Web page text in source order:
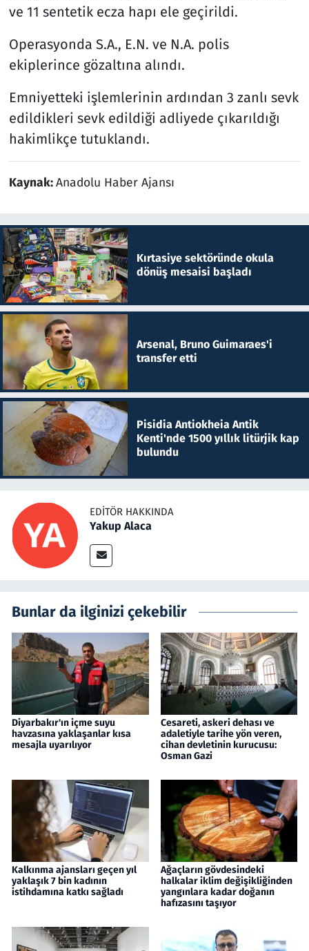
ve 11 sentetik ecza hapı ele geçirildi.
Operasyonda S.A., E.N. ve N.A. polis
ekiplerince gözaltına alındı.
Emniyetteki işlemlerinin ardından 3 zanlı sevk
edildikleri sevk edildiği adliyede çıkarıldığı
hakimlikçe tutuklandı.
Kaynak:Anadolu Haber Ajansı
Kırtasiye sektöründe okula
dönüş mesaisi başladı
Arsenal, Bruno Guimaraes'i
transfer etti
Pisidia Antiokheia Antik
Kenti'nde 1500 yıllık litürjik kap
bulundu
EDITÖR HAKKINDA
Yakup Alaca
Bunlar da ilginizi çekebilir
Diyarbakır'ın içme suyu
havzasına yaklaşanlar kısa
mesajla uyarılıyor
Cesareti, askeri dehası ve
adaletiyle tarihe yön veren,
cihan devletinin kurucusu:
Osman Gazi
Kalkınma ajansları geçen yıl
yaklaşık 7 bin kadının
istihdamına katkı sağladı
Ağaçların gövdesindeki
halkalar iklim değişikliğinden
yangınlara kadar doğanın
hafızasını taşıyor